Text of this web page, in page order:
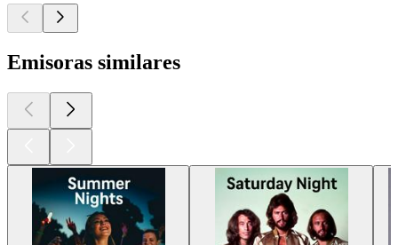
Emisoras similares